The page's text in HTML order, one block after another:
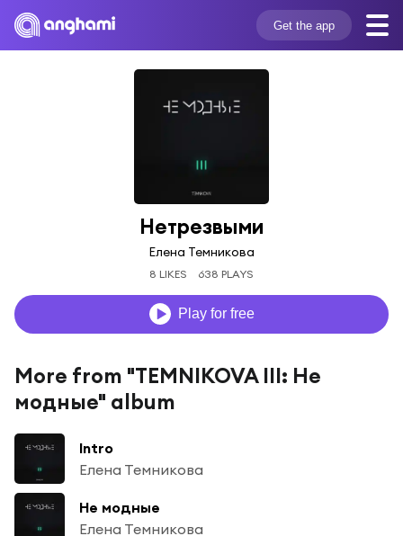
Get the app
Нетрезвыми
Елена Темникова
8 LIKES 638 PLAYS
Play for free
More from "TEMNIKOVA III: Не
модные" album
Intro
Елена Темникова
Не модные
Елена Темникова